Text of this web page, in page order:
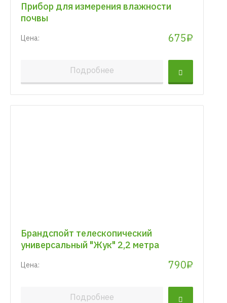
Прибор для измерения влажности
почвы
Цена: 675₽
Подробнее
Брандспойт телескопический
универсальный "Жук" 2,2 метра
Цена: 790₽
Подробнее